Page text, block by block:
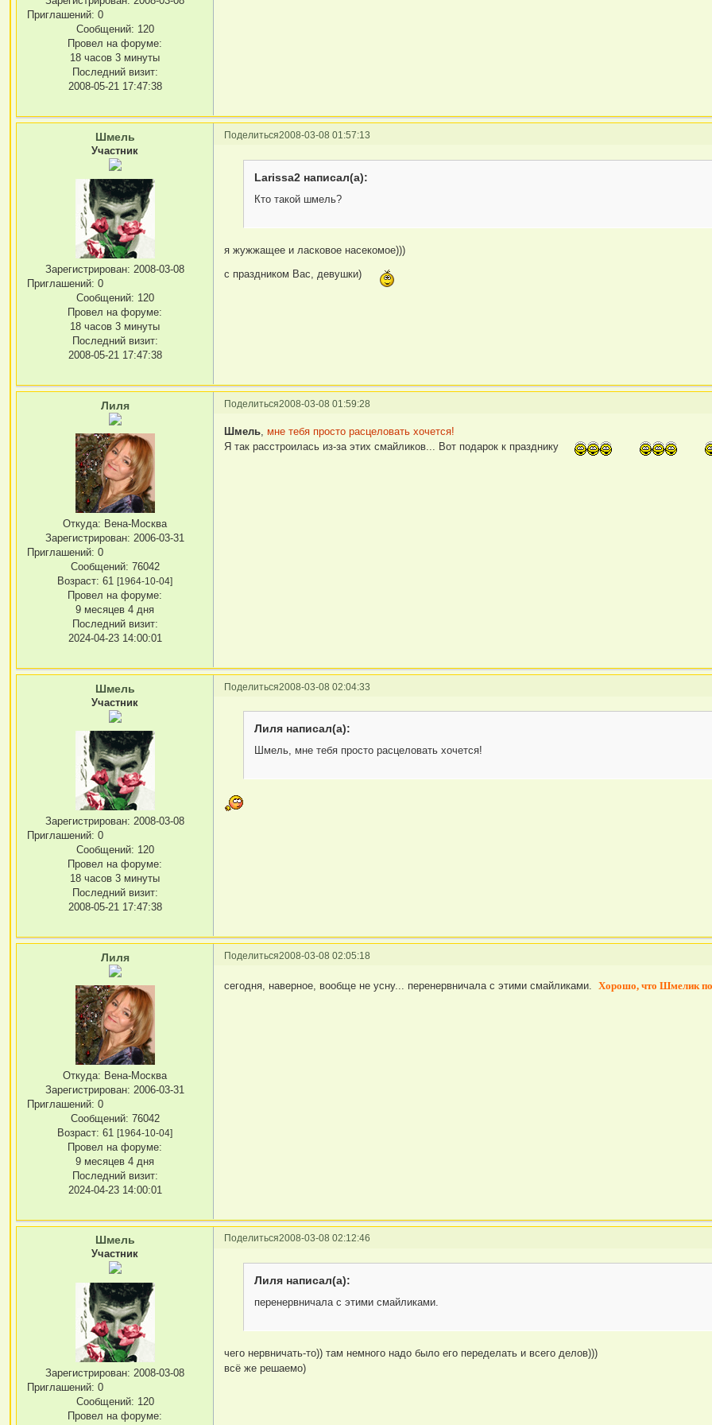
Приглашений: 0
Сообщений: 120
Провел на форуме:
18 часов 3 минуты
Последний визит:
2008-05-21 17:47:38
Поделиться2008-03-08 01:57:13
Шмель
Участник
Зарегистрирован: 2008-03-08
Приглашений: 0
Сообщений: 120
Провел на форуме:
18 часов 3 минуты
Последний визит:
2008-05-21 17:47:38
Larissa2 написал(а):
Кто такой шмель?
я жужжащее и ласковое насекомое)))
с праздником Вас, девушки)
Поделиться2008-03-08 01:59:28
Лиля
Откуда: Вена-Москва
Зарегистрирован: 2006-03-31
Приглашений: 0
Сообщений: 76042
Возраст: 61[1964-10-04]
Провел на форуме:
9 месяцев 4 дня
Последний визит:
2024-04-23 14:00:01
Шмель, мне тебя просто расцеловать хочется!
Я так расстроилась из-за этих смайликов... Вот подарок к празднику
Поделиться2008-03-08 02:04:33
Шмель
Участник
Зарегистрирован: 2008-03-08
Приглашений: 0
Сообщений: 120
Провел на форуме:
18 часов 3 минуты
Последний визит:
2008-05-21 17:47:38
Лиля написал(а):
Шмель, мне тебя просто расцеловать хочется!
Поделиться2008-03-08 02:05:18
Лиля
Откуда: Вена-Москва
Зарегистрирован: 2006-03-31
Приглашений: 0
Сообщений: 76042
Возраст: 61[1964-10-04]
Провел на форуме:
9 месяцев 4 дня
Последний визит:
2024-04-23 14:00:01
сегодня, наверное, вообще не усну... перенервничала с этими смайликами.Хорошо, что Шмелик
Поделиться2008-03-08 02:12:46
Шмель
Участник
Зарегистрирован: 2008-03-08
Приглашений: 0
Сообщений: 120
Провел на форуме:
Лиля написал(а):
перенервничала с этими смайликами.
чего нервничать-то)) там немного надо было его переделать и всего делов)))
всё же решаемо)